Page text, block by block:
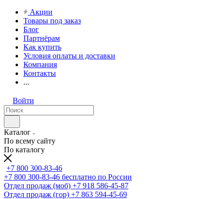
Акции
Товары под заказ
Блог
Партнёрам
Как купить
Условия оплаты и доставки
Компания
Контакты
...
Войти
Каталог
По всему сайту
По каталогу
+7 800 300-83-46
+7 800 300-83-46 бесплатно по России
Отдел продаж (моб) +7 918 586-45-87
Отдел продаж (гор) +7 863 594-45-69